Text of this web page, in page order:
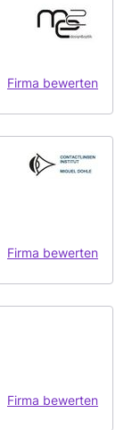
Firma bewerten
Firma bewerten
Firma bewerten